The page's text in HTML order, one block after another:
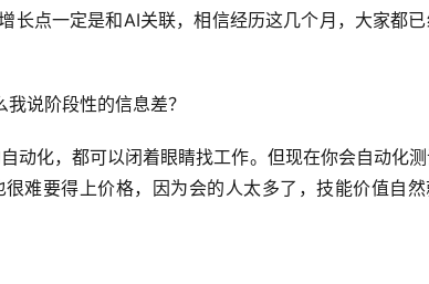
长点一定是和AI关联，相信经历这几个月，大家都
说阶段性的信息差？
动化，都可以闭着眼睛找工作。但现在你会自动化
难要得上价格，因为会的人太多了，技能价值自然